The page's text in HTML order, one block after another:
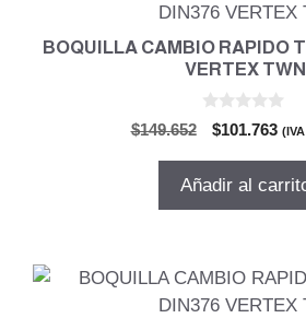
BOQUILLA CAMBIO RAPIDO
VERTEX TWN
$149.652
El
original
$101.763El
Añadir al